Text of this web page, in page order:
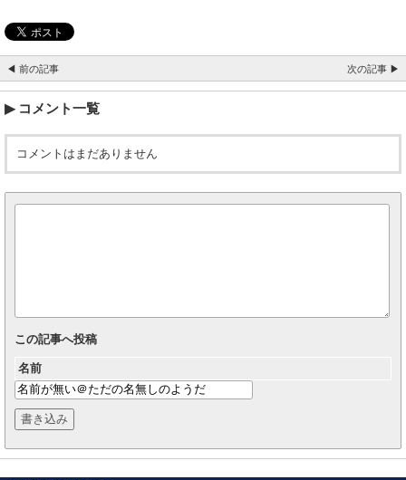
◀ 前の記事 次の記事 ▶
コメント一覧
コメントはまだありません
この記事へ投稿
名前